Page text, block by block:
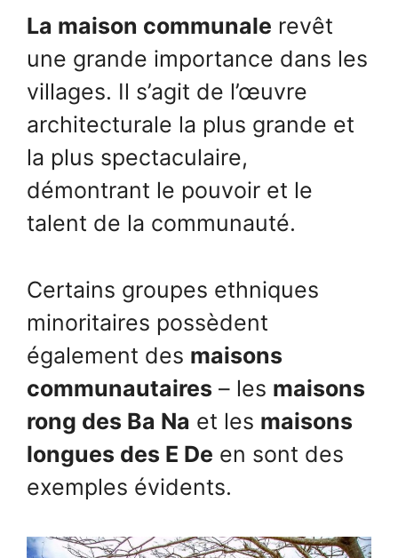
La maison communale revêt
une grande importance dans les
villages. Il s’agit de l’œuvre
architecturale la plus grande et
la plus spectaculaire,
démontrant le pouvoir et le
talent de la communauté.
Certains groupes ethniques
minoritaires possèdent
également des maisons
communautaires – les maisons
rong des Ba Na et les maisons
longues des E De en sont des
exemples évidents.